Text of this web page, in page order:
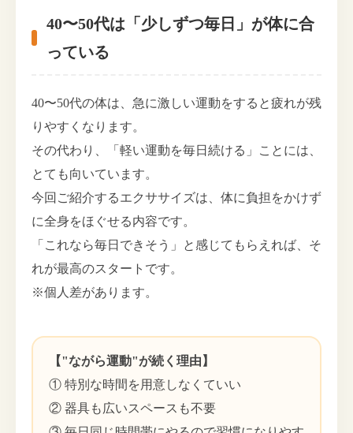
40〜50代は「少しずつ毎日」が体に合
っている
40〜50代の体は、急に激しい運動をすると疲れが残
りやすくなります。
その代わり、「軽い運動を毎日続ける」ことには、
とても向いています。
今回ご紹介するエクササイズは、体に負担をかけず
に全身をほぐせる内容です。
「これなら毎日できそう」と感じてもらえれば、そ
れが最高のスタートです。
※個人差があります。
【"ながら運動"が続く理由】
① 特別な時間を用意しなくていい
② 器具も広いスペースも不要